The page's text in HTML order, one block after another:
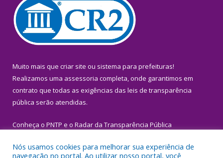
Muito mais que criar site ou sistema para prefeituras!
Realizamos uma assessoria completa, onde garantimos em
contrato que todas as exigências das leis de transparência
pública serão atendidas.
Conheça o PNTP e o Radar da Transparência Pública
Nós usamos cookies para melhorar sua experiência de
navegação no portal. Ao utilizar nosso portal, você